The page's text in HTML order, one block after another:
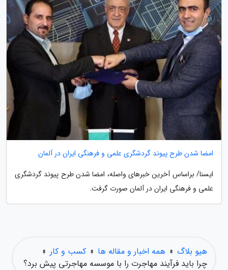
امضا شدن طرح پیوند گردشگری علمی و فرهنگی ایران در آلمان
ایسنا/ براساس آخرین خبرهای واصله، امضا شدن طرح پیوند گردشگری
علمی و فرهنگی ایران در آلمان صورت گرفت.
هیو بلاگ » همه اخبار و مقاله ها » کسب و کار »
چرا باید فرآیند مهاجرت را با موسسه مهاجرتی پیش برد؟